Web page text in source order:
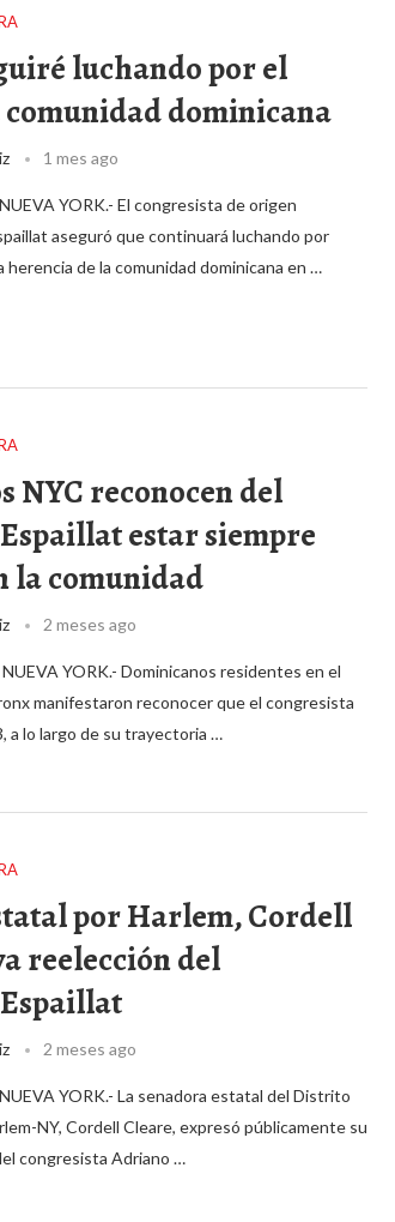
luchando por el
comunidad dominicana
1 mes ago
YORK.- El congresista de origen
aseguró que continuará luchando por
herencia de la comunidad dominicana en …
NYC reconocen del
estar siempre
la comunidad
2 meses ago
YORK.- Dominicanos residentes en el
manifestaron reconocer que el congresista
a lo largo de su trayectoria …
por Harlem, Cordell
reelección del
2 meses ago
YORK.- La senadora estatal del Distrito
NY, Cordell Cleare, expresó públicamente su
congresista Adriano …